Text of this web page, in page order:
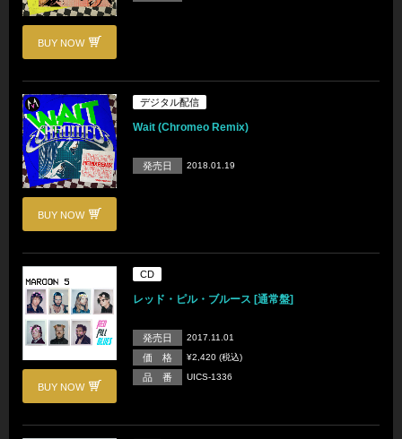
BUY NOW
BUY NOW
デジタル配信
Wait (Chromeo Remix)
発売日 2018.01.19
BUY NOW
CD
レッド・ピル・ブルース [通常盤]
発売日 2017.11.01
価 格 ¥2,420 (税込)
品 番 UICS-1336